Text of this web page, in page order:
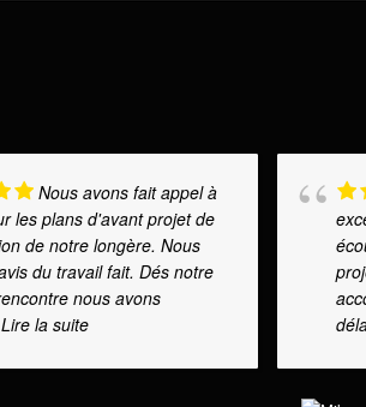
Nous avons fait appel à
les plans d'avant projet de
de notre longère. Nous
du travail fait. Dés notre
nous avons
la suite